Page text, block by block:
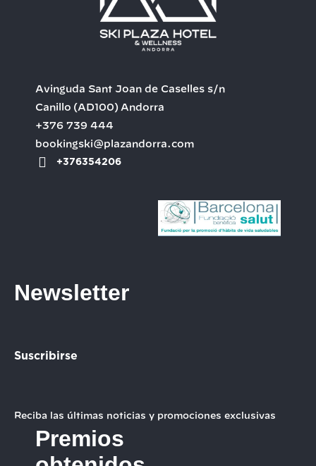
Avinguda Sant Joan de Caselles s/n
Canillo (AD100) Andorra
+376 739 444
bookingski@plazandorra.com
+376354206
Newsletter
Suscribirse
Reciba las últimas noticias y promociones exclusivas
Premios